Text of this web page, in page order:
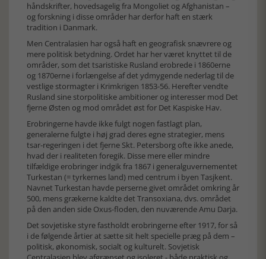
håndskrifter, hovedsagelig fra Mongoliet og Afghanistan –
og forskning i disse områder har derfor haft en stærk
tradition i Danmark.
Men Centralasien har også haft en geografisk snævrere og
mere politisk betydning. Ordet har her været knyttet til de
områder, som det tsaristiske Rusland erobrede i 1860erne
og 1870erne i forlængelse af det ydmygende nederlag til de
vestlige stormagter i Krimkrigen 1853-56. Herefter vendte
Rusland sine storpolitiske ambitioner og interesser mod Det
fjerne Østen og mod området øst for Det Kaspiske Hav.
Erobringerne havde ikke fulgt nogen fastlagt plan,
generalerne fulgte i høj grad deres egne strategier, mens
tsar-regeringen i det fjerne Skt. Petersborg ofte ikke anede,
hvad der i realiteten foregik. Disse mere eller mindre
tilfældige erobringer indgik fra 1867 i generalguvernementet
Turkestan (= tyrkernes land) med centrum i byen Tasjkent.
Navnet Turkestan havde perserne givet området omkring år
500, mens grækerne kaldte det Transoxiana, dvs. området
på den anden side Oxus-floden, den nuværende Amu Darja.
Det sovjetiske styre fastholdt erobringerne efter 1917, for så
i de følgende årtier at sætte sit helt specielle præg på dem –
politisk, økonomisk, socialt og kulturelt. Sovjetisk